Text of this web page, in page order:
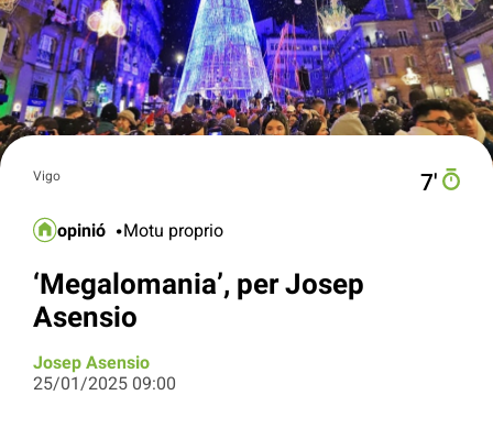
Vigo 7′
opinió Motu proprio
‘Megalomania’, per Josep
Asensio
Josep Asensio
25/01/2025 09:00